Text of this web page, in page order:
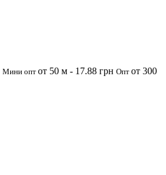
Мини опт от 50 м - 17.88 грн Опт от 300